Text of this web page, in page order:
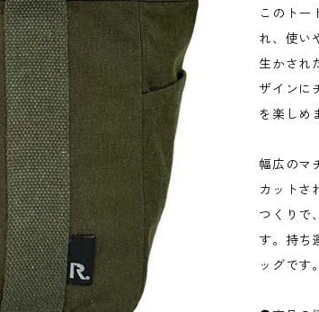
このトー
れ、使い
生かされ
ザインに
を楽しめ
幅広のマ
カットさ
つくりで
す。持ち
ッグです。